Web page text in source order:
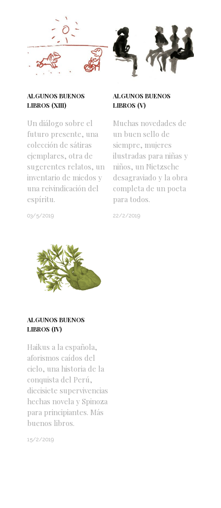
ALGUNOS BUENOS
LIBROS (XIII)
Un diálogo sobre el
futuro presente, una
colección de sátiras
ejemplares, otra de
sugerentes relatos, un
inventario de miedos y
una reivindicación del
espíritu.
03/5/2019
ALGUNOS BUENOS
LIBROS (V)
Muchas novedades de
un buen sello de
siempre, mujeres
ilustradas para niñas y
niños, un Nietzsche
desagraviado y la obra
completa de un poeta
para todos.
22/2/2019
ALGUNOS BUENOS
LIBROS (IV)
Haikus a la española,
aforismos caídos del
cielo, una historia de la
conquista del Perú,
diecisiete supervivencias
hechas novela y Spinoza
para principiantes. Más
buenos libros.
15/2/2019